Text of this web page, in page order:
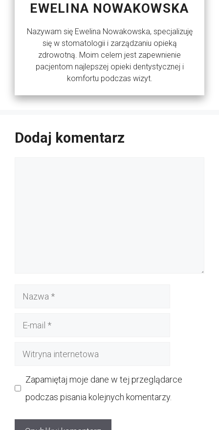
EWELINA NOWAKOWSKA
Nazywam się Ewelina Nowakowska, specjalizuję
się w stomatologii i zarządzaniu opieką
zdrowotną. Moim celem jest zapewnienie
pacjentom najlepszej opieki dentystycznej i
komfortu podczas wizyt.
Dodaj komentarz
Nazwa
Witryna
Zapamiętaj moje dane w tej przeglądarce
podczas pisania kolejnych komentarzy.